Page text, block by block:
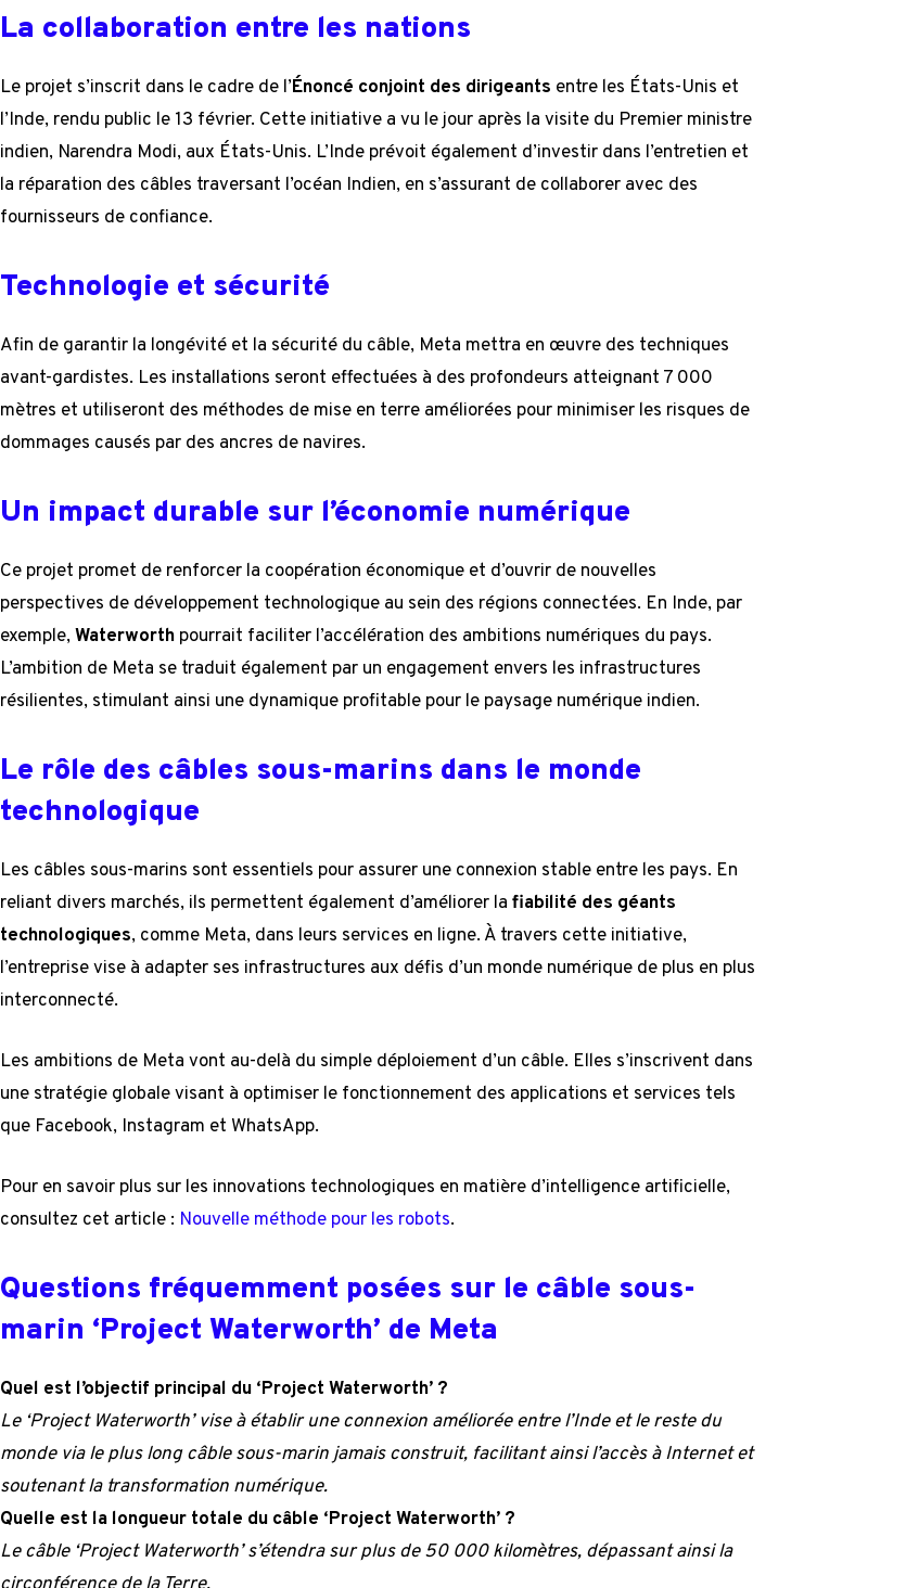
La collaboration entre les nations
Le projet s’inscrit dans le cadre de l’Énoncé conjoint des dirigeants entre les États-Unis et
l’Inde, rendu public le 13 février. Cette initiative a vu le jour après la visite du Premier ministre
indien, Narendra Modi, aux États-Unis. L’Inde prévoit également d’investir dans l’entretien et
la réparation des câbles traversant l’océan Indien, en s’assurant de collaborer avec des
fournisseurs de confiance.
Technologie et sécurité
Afin de garantir la longévité et la sécurité du câble, Meta mettra en œuvre des techniques
avant-gardistes. Les installations seront effectuées à des profondeurs atteignant 7 000
mètres et utiliseront des méthodes de mise en terre améliorées pour minimiser les risques de
dommages causés par des ancres de navires.
Un impact durable sur l’économie numérique
Ce projet promet de renforcer la coopération économique et d’ouvrir de nouvelles
perspectives de développement technologique au sein des régions connectées. En Inde, par
exemple,Waterworth pourrait faciliter l’accélération des ambitions numériques du pays.
L’ambition de Meta se traduit également par un engagement envers les infrastructures
résilientes, stimulant ainsi une dynamique profitable pour le paysage numérique indien.
Le rôle des câbles sous-marins dans le monde
technologique
Les câbles sous-marins sont essentiels pour assurer une connexion stable entre les pays. En
reliant divers marchés, ils permettent également d’améliorer lafiabilité des géants
technologiques, comme Meta, dans leurs services en ligne. À travers cette initiative,
l’entreprise vise à adapter ses infrastructures aux défis d’un monde numérique de plus en plus
interconnecté.
Les ambitions de Meta vont au-delà du simple déploiement d’un câble. Elles s’inscrivent dans
une stratégie globale visant à optimiser le fonctionnement des applications et services tels
que Facebook, Instagram et WhatsApp.
Pour en savoir plus sur les innovations technologiques en matière d’intelligence artificielle,
consultez cet article : Nouvelle méthode pour les robots.
Questions fréquemment posées sur le câble sous-
marin ‘Project Waterworth’ de Meta
Quel est l’objectif principal du ‘Project Waterworth’ ?
Le ‘Project Waterworth’ vise à établir une connexion améliorée entre l’Inde et le reste du
monde via le plus long câble sous-marin jamais construit, facilitant ainsi l’accès à Internet et
soutenant la transformation numérique.
Quelle est la longueur totale du câble ‘Project Waterworth’ ?
Le câble ‘Project Waterworth’ s’étendra sur plus de 50 000 kilomètres, dépassant ainsi la